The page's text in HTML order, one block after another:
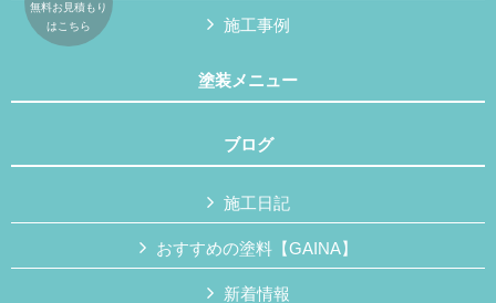
施工事例
塗装メニュー
ブログ
施工日記
おすすめの塗料【GAINA】
新着情報
無料お見積もり
はこちら